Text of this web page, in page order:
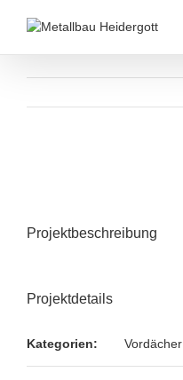
Projektbeschreibung
Projektdetails
Kategorien: Vordächer